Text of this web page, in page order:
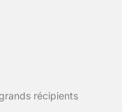
récipients